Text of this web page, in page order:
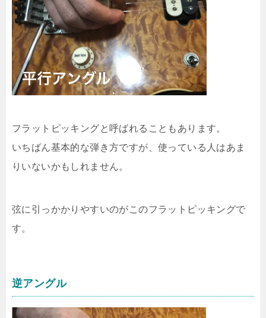
フラットピッキングと呼ばれることもあります。
いちばん基本的な弾き方ですが、使っている人はあま
りいないかもしれません。
弦に引っかかりやすいのがこのフラットピッキングで
す。
逆アングル